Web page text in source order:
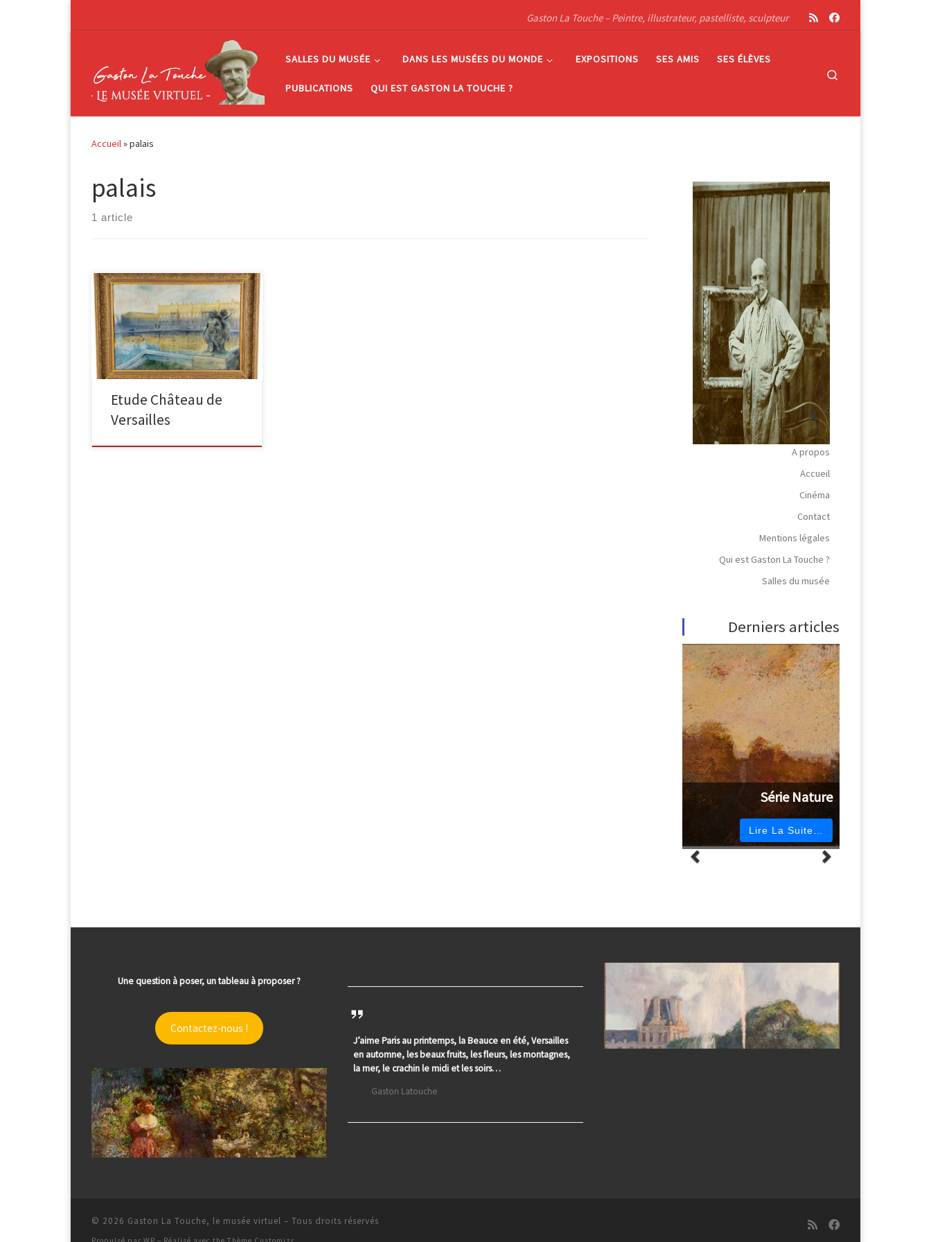
Gaston La Touche – Peintre, illustrateur, pastelliste, sculpteur
SALLES DU MUSÉE DANS LES MUSÉES DU MONDE EXPOSITIONS SES AMIS SES ÉLÈVES
PUBLICATIONS QUI EST GASTON LA TOUCHE ?
Accueil»palais
palais
1 article
Château de Versailles Signé en bas à
droite, dessin et aquarelle sur toile,
39 x 56 cm, Encadré 65 x […]
Etude Château de
Versailles
A propos
Accueil
Cinéma
Contact
Mentions légales
Qui est Gaston La Touche ?
Salles du musée
Derniers articles
Série Nature
Lire La Suite…
Une question à poser, un tableau à proposer ?
Contactez-nous !
J’aime Paris au printemps, la Beauce en été, Versailles
en automne, les beaux fruits, les fleurs, les montagnes,
la mer, le crachin le midi et les soirs…
Gaston Latouche
© 2026 Gaston La Touche, le musée virtuel – Tous droits réservés